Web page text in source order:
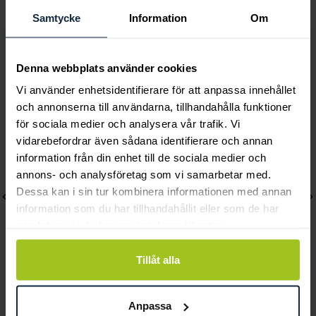
Samtycke Information Om
Denna webbplats använder cookies
Vi använder enhetsidentifierare för att anpassa innehållet
och annonserna till användarna, tillhandahålla funktioner
för sociala medier och analysera vår trafik. Vi
vidarebefordrar även sådana identifierare och annan
information från din enhet till de sociala medier och
annons- och analysföretag som vi samarbetar med.
Dessa kan i sin tur kombinera informationen med annan
information som du har tillhandahållit eller som de har
Tillåt alla
Anpassa
Andra köpte också
Blomdahl
Blomdahl
Tiffany Örhängen 3 mm